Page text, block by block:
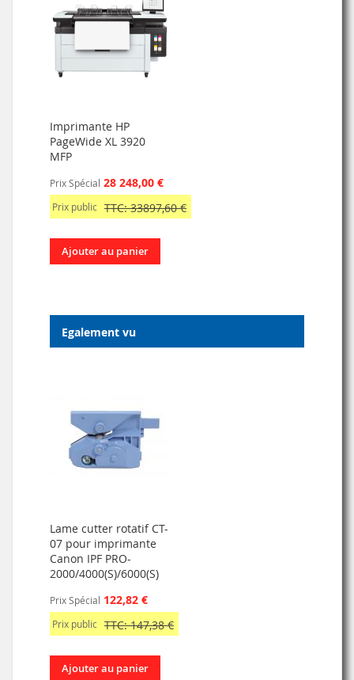
Imprimante HP
PageWide XL 3920
MFP
Prix Spécial 28 248,00 €
Prix public TTC: 33897,60 €
Ajouter au panier
Egalement vu
Lame cutter rotatif CT-
07 pour imprimante
Canon IPF PRO-
2000/4000(S)/6000(S)
Prix Spécial 122,82 €
Prix public TTC: 147,38 €
Ajouter au panier